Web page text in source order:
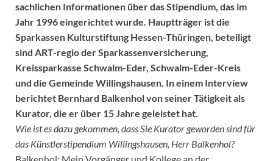
sachlichen Informationen über das Stipendium, das im
Jahr 1996 eingerichtet wurde. Hauptträger ist die
Sparkassen Kulturstiftung Hessen-Thüringen, beteiligt
sind ART-regio der Sparkassenversicherung,
Kreissparkasse Schwalm-Eder, Schwalm-Eder-Kreis
und die Gemeinde Willingshausen. In einem Interview
berichtet Bernhard Balkenhol von seiner Tätigkeit als
Kurator, die er über 15 Jahre geleistet hat.
Wie ist es dazu gekommen, dass Sie Kurator geworden sind für
das Künstlerstipendium Willingshausen, Herr Balkenhol?